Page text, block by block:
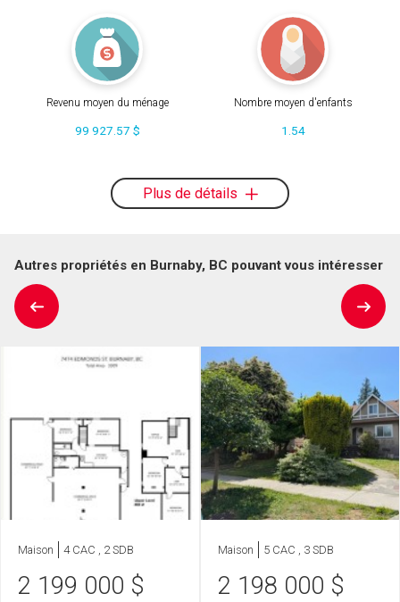
Revenu moyen du ménage
99 927.57 $
Nombre moyen d'enfants
1.54
Plus de détails
Autres propriétés en Burnaby, BC pouvant vous intéresser
Maison 4 CAC , 2 SDB
2 199 000 $
Maison 5 CAC , 3 SDB
2 198 000 $